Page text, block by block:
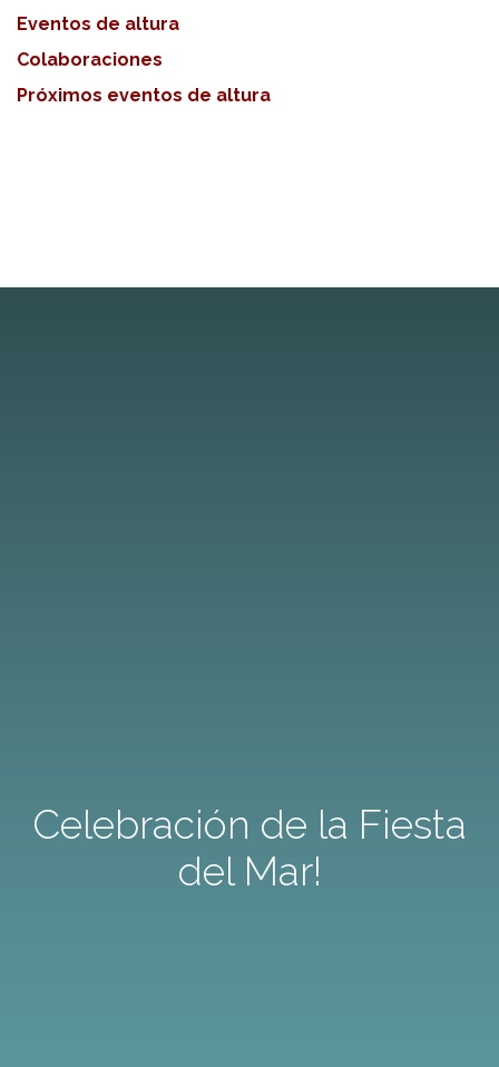
Eventos de altura
Colaboraciones
Próximos eventos de altura
Celebración de la Fiesta
del Mar!